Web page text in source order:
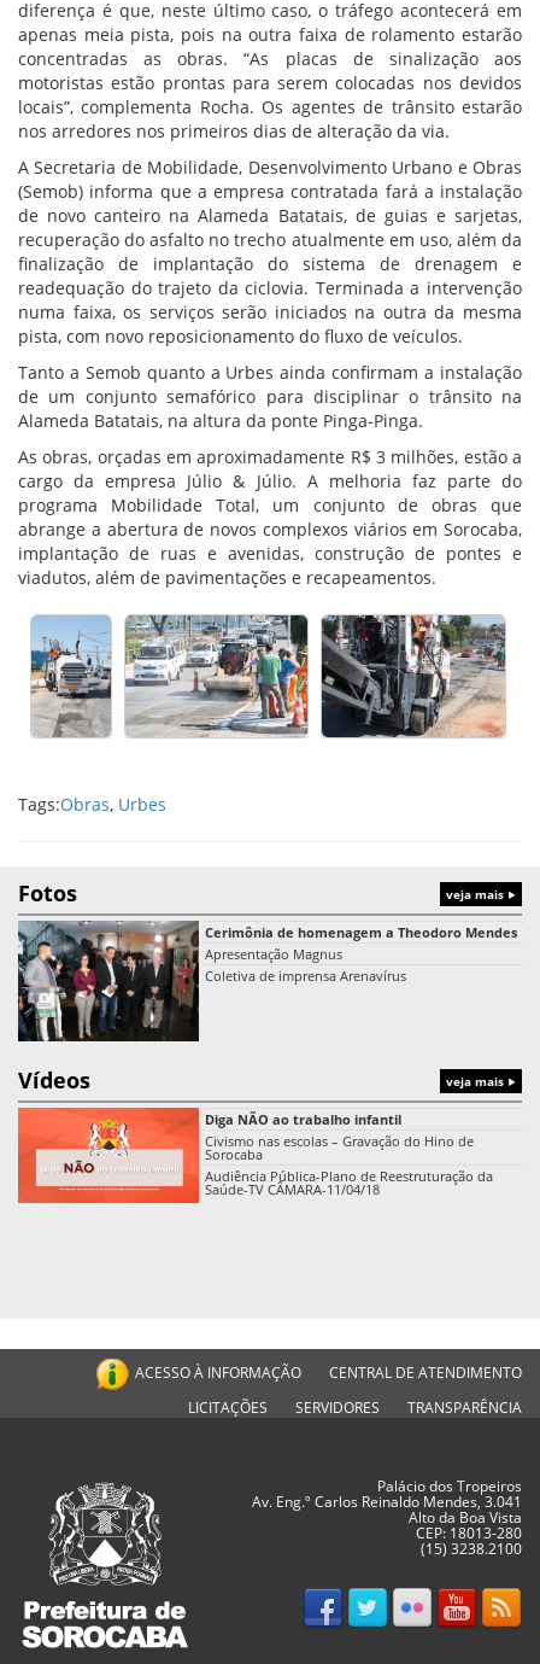
diferença é que, neste último caso, o tráfego acontecerá em
apenas meia pista, pois na outra faixa de rolamento estarão
concentradas as obras. “As placas de sinalização aos
motoristas estão prontas para serem colocadas nos devidos
locais”, complementa Rocha. Os agentes de trânsito estarão
nos arredores nos primeiros dias de alteração da via.
A Secretaria de Mobilidade, Desenvolvimento Urbano e Obras
(Semob) informa que a empresa contratada fará a instalação
de novo canteiro na Alameda Batatais, de guias e sarjetas,
recuperação do asfalto no trecho atualmente em uso, além da
finalização de implantação do sistema de drenagem e
readequação do trajeto da ciclovia. Terminada a intervenção
numa faixa, os serviços serão iniciados na outra da mesma
pista, com novo reposicionamento do fluxo de veículos.
Tanto a Semob quanto a Urbes ainda confirmam a instalação
de um conjunto semafórico para disciplinar o trânsito na
Alameda Batatais, na altura da ponte Pinga-Pinga.
As obras, orçadas em aproximadamente R$ 3 milhões, estão a
cargo da empresa Júlio & Júlio. A melhoria faz parte do
programa Mobilidade Total, um conjunto de obras que
abrange a abertura de novos complexos viários em Sorocaba,
implantação de ruas e avenidas, construção de pontes e
viadutos, além de pavimentações e recapeamentos.
Tags:Obras, Urbes
Fotos veja mais
Cerimônia de homenagem a Theodoro Mendes
Apresentação Magnus
Coletiva de imprensa Arenavírus
Vídeos veja mais
Diga NÃO ao trabalho infantil
Civismo nas escolas – Gravação do Hino de
Sorocaba
Audiência Pública-Plano de Reestruturação da
Saúde-TV CÂMARA-11/04/18
ACESSO À INFORMAÇÃO
CENTRAL DE ATENDIMENTO
LICITAÇÕES
SERVIDORES TRANSPARÊNCIA
Palácio dos Tropeiros
Av. Eng.º Carlos Reinaldo Mendes, 3.041
Alto da Boa Vista
CEP: 18013-280
(15) 3238.2100